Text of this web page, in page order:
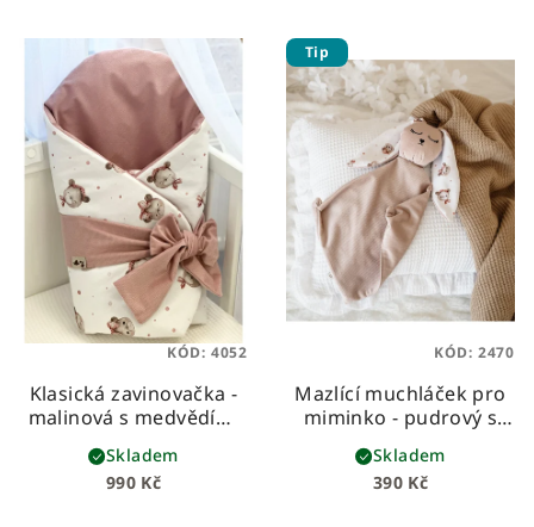
Klasická zavinovačka -
malinová s medvědími
holčičkami
990 Kč
Skladem
KÓD: 4052
Tip
Mazlící muchláček pro
miminko - pudrový s
holčičími medvídky
390 Kč
Skladem
KÓD: 2470